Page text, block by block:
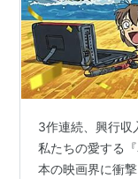
3作連続、興行収
私たちの愛する
本の映画界に衝